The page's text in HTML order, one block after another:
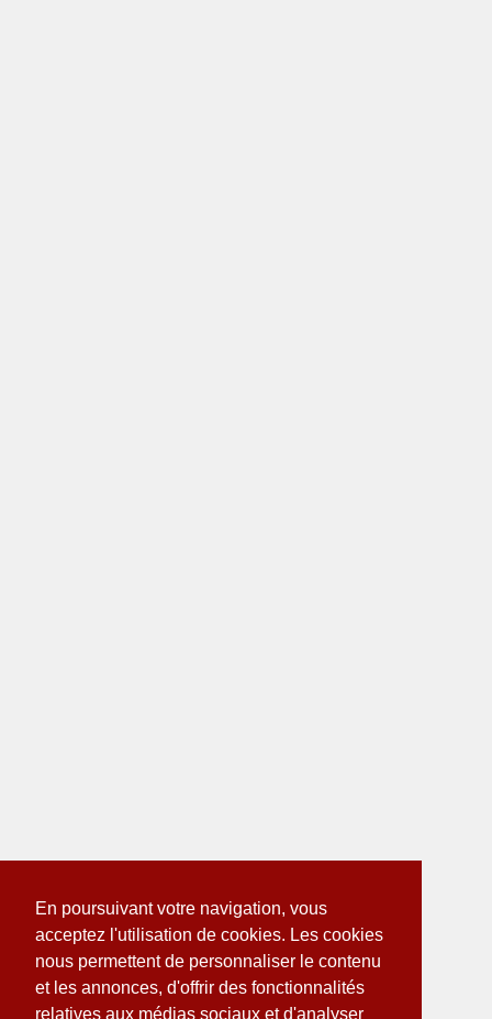
En poursuivant votre navigation, vous
acceptez l'utilisation de cookies. Les cookies
nous permettent de personnaliser le contenu
et les annonces, d'offrir des fonctionnalités
relatives aux médias sociaux et d'analyser